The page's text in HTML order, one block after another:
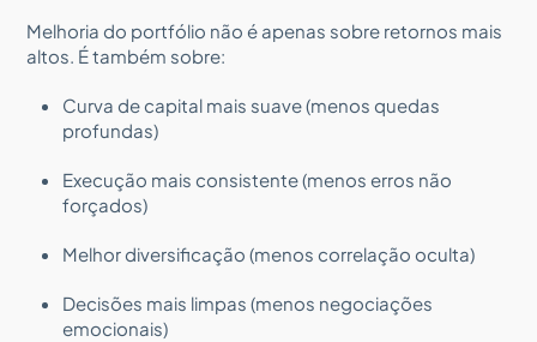
Melhoria do portfólio não é apenas sobre retornos mais
altos. É também sobre:
Curva de capital mais suave (menos quedas
profundas)
Execução mais consistente (menos erros não
forçados)
Melhor diversificação (menos correlação oculta)
Decisões mais limpas (menos negociações
emocionais)